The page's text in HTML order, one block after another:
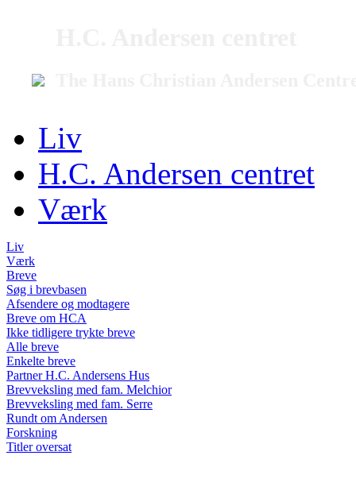
Liv
H.C. Andersen centret
Værk
Liv
Værk
Breve
Søg i brevbasen
Afsendere og modtagere
Breve om HCA
Ikke tidligere trykte breve
Alle breve
Enkelte breve
Partner H.C. Andersens Hus
Brevveksling med fam. Melchior
Brevveksling med fam. Serre
Rundt om Andersen
Forskning
Titler oversat